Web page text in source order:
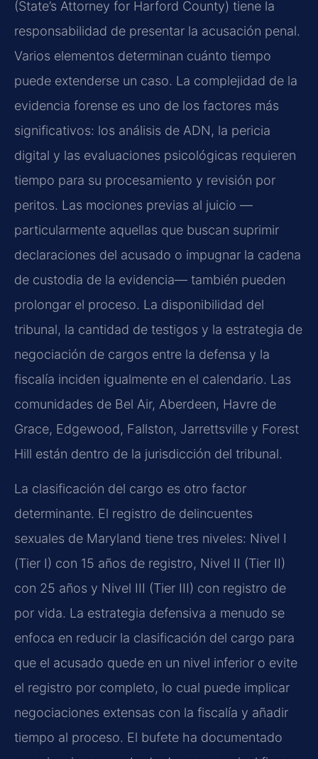
(State’s Attorney for Harford County) tiene la
responsabilidad de presentar la acusación penal.
Varios elementos determinan cuánto tiempo
puede extenderse un caso. La complejidad de la
evidencia forense es uno de los factores más
significativos: los análisis de ADN, la pericia
digital y las evaluaciones psicológicas requieren
tiempo para su procesamiento y revisión por
peritos. Las mociones previas al juicio —
particularmente aquellas que buscan suprimir
declaraciones del acusado o impugnar la cadena
de custodia de la evidencia— también pueden
prolongar el proceso. La disponibilidad del
tribunal, la cantidad de testigos y la estrategia de
negociación de cargos entre la defensa y la
fiscalía inciden igualmente en el calendario. Las
comunidades de Bel Air, Aberdeen, Havre de
Grace, Edgewood, Fallston, Jarrettsville y Forest
Hill están dentro de la jurisdicción del tribunal.
La clasificación del cargo es otro factor
determinante. El registro de delincuentes
sexuales de Maryland tiene tres niveles: Nivel I
(Tier I) con 15 años de registro, Nivel II (Tier II)
con 25 años y Nivel III (Tier III) con registro de
por vida. La estrategia defensiva a menudo se
enfoca en reducir la clasificación del cargo para
que el acusado quede en un nivel inferior o evite
el registro por completo, lo cual puede implicar
negociaciones extensas con la fiscalía y añadir
tiempo al proceso. El bufete ha documentado